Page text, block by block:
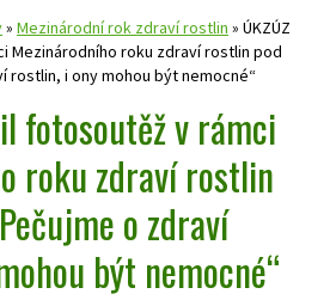
» Mezinárodní rok zdraví rostlin » ÚKZÚZ
Mezinárodního roku zdraví rostlin pod
rostlin, i ony mohou být nemocné“
fotosoutěž v rámci
roku zdraví rostlin
o zdraví
být nemocné“